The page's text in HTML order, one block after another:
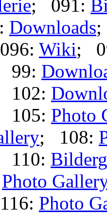
; 091:
Downloads
Wiki;
99:
102:
105: Photo
; 108:
110:
Photo
Photo